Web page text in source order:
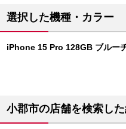
選択した機種・カラー
iPhone 15 Pro 128GB ブルー
小郡市の店舗を検索し